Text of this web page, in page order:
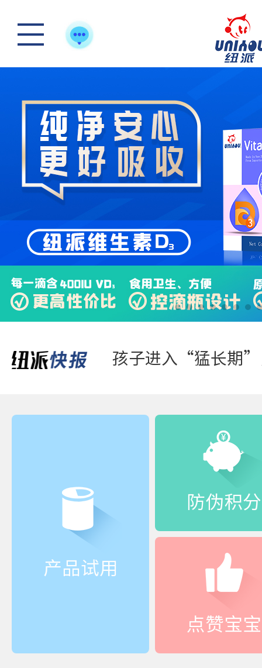
踏青游玩-好体质，
怎么样选一款合适
快来“静一静”，多
踏青游玩-好体质，
产品试用
防伪积分
点赞宝宝